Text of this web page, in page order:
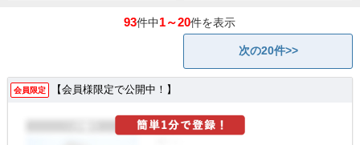
93件中1～20件を表示
次の20件>>
会員限定 【会員様限定で公開中！】